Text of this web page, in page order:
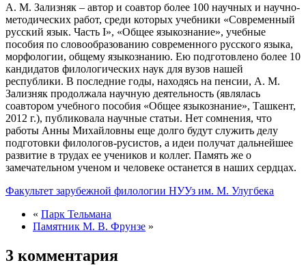
А. М. Зализняк – автор и соавтор более 100 научных и научно-
методических работ, среди которых учебники «Современный
русский язык. Часть I», «Общее языкознание», учебные
пособия по словообразованию современного русского языка,
морфологии, общему языкознанию. Ею подготовлено более 10
кандидатов филологических наук для вузов нашей
республики. В последние годы, находясь на пенсии, А. М.
Зализняк продолжала научную деятельность (являлась
соавтором учебного пособия «Общее языкознание», Ташкент,
2012 г.), публиковала научные статьи. Нет сомнения, что
работы Анны Михайловны еще долго будут служить делу
подготовки филологов-русистов, а идеи получат дальнейшее
развитие в трудах ее учеников и коллег. Память же о
замечательном ученом и человеке останется в наших сердцах.
Факультет зарубежной филологии НУУз им. М. Улугбека
« Парк Тельмана
Памятник М. В. Фрунзе »
3 комментария